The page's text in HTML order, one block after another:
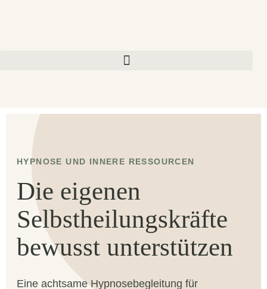
HYPNOSE UND INNERE RESSOURCEN
Die eigenen
Selbstheilungskräfte
bewusst unterstützen
Eine achtsame Hypnosebegleitung für